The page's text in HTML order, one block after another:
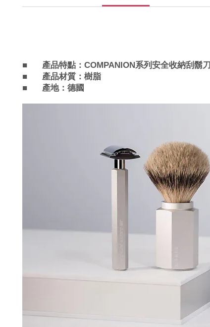
■ 產品特點： COMPANION系列安全收納刮鬍刀
■
產品材質 ： 樹脂
■
產地：德國